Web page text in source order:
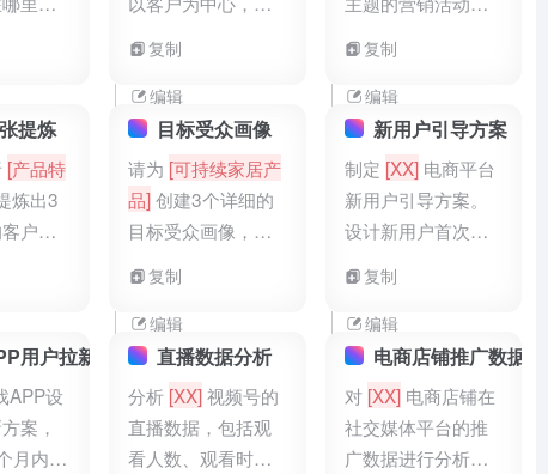
。
决方案导向。
复制
编辑
行步骤和效果评估
方式。
复制
编辑
提炼
[产品特
炼出3
户价
目标受众画像
请为 [可持续家居产
品]创建3个详细的
目标受众画像，包
特征、痛点和价值
观。
复制
编辑
新用户引导方案
制定 [XX]电商平台
新用户引导方案。
设计新用户首次登
手任务、优惠券领
取提示）、新手专
属客服服务（快速
解答疑问），输出
为引导流程文档及
客服培训话术，帮
复制
编辑
用户拉新方案
APP设
案，
月内拉
直播数据分析
分析 [XX]视频号的
直播数据，包括观
看人数、观看时
电商店铺推广数据
对 [XX]电商店铺在
社交媒体平台的推
广数据进行分析，